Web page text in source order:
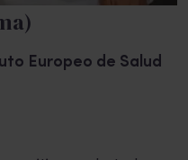
Europeo de Salud